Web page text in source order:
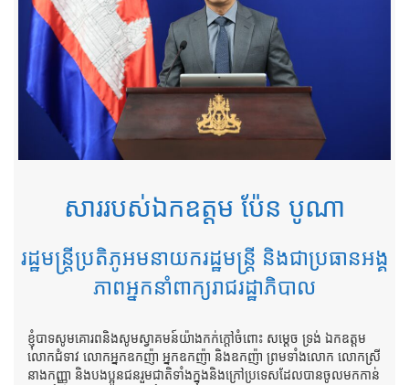
សាររបស់ឯកឧត្តម ប៉ែន បូណា
រដ្ឋមន្ត្រីប្រតិភូអមនាយករដ្ឋមន្ត្រី និងជាប្រធានអង្គ
ភាពអ្នកនាំពាក្យរាជរដ្ឋាភិបាល
ខ្ញុំបាទសូមគោរពនិងសូមស្វាគមន៍យ៉ាងកក់ក្តៅចំពោះ សម្តេច ទ្រង់ ឯកឧត្តម
លោកជំទាវ លោកអ្នកឧកញ៉ា អ្នកឧកញ៉ា និងឧកញ៉ា ព្រមទាំងលោក លោកស្រី
នាងកញ្ញា និងបងប្អូនជនរួមជាតិទាំងក្នុងនិងក្រៅប្រទេសដែលបានចូលមកកាន់